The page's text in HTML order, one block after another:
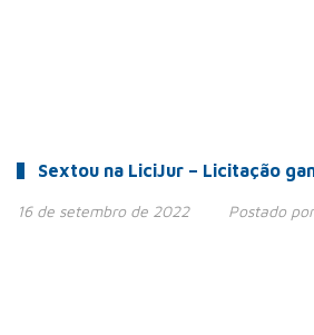
Sextou na LiciJur – Licitação
16 de setembro de 2022 Postado